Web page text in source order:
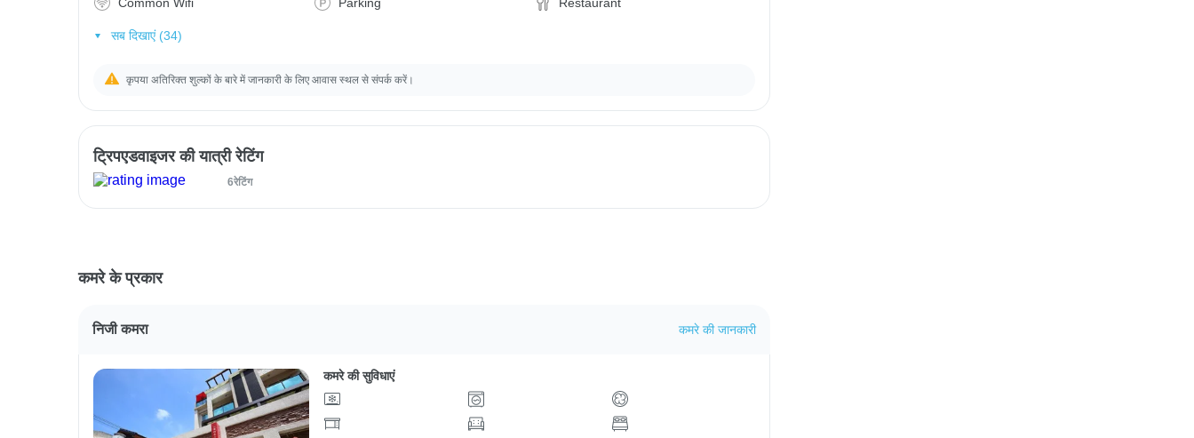
सब दिखाएं (34)
कृपया अतिरिक्त शुल्कों के बारे में जानकारी के लिए आवास स्थल से संपर्क करें।
ट्रिपएडवाइजर की यात्री रेटिंग
6रेटिंग
कमरे के प्रकार
निजी कमरा कमरे की जानकारी
कमरे की सुविधाएं